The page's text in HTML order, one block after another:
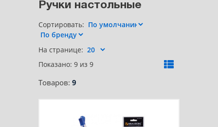
Ручки настольные
Сортировать:
На странице:
Показано: 9 из 9
Товаров: 9